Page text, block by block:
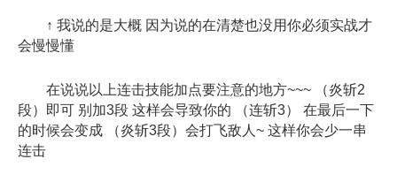
↑ 我说的是大概 因为说的在清楚也没用你必须实战才
会慢慢懂
在说说以上连击技能加点要注意的地方~~~ （炎斩2
段）即可 别加3段 这样会导致你的 （连斩3） 在最后一下
的时候会变成 （炎斩3段）会打飞敌人~ 这样你会少一串
连击